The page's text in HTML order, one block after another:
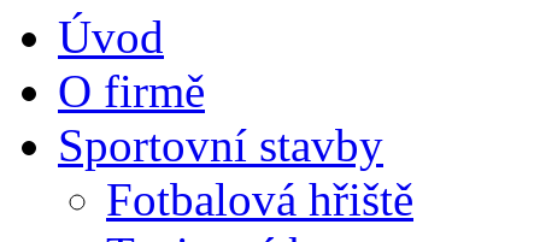
Úvod
O firmě
Sportovní stavby
Fotbalová hřiště